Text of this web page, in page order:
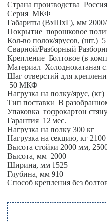
Страна производства Россия
Серия МКФ
Габариты (ВхШхГ), мм 2000/
Покрытие порошковое
Кол-во полок/ярусов, (шт.) 5
Сварной/Разборный
Крепление Болтовое (в
Материал Холоднокатаная
Шаг отверстий для
50 МКФ
Нагрузка на полку/ярус,
Тип поставки В
Упаковка гофрокартон
Гарантия 12 мес.
Нагрузка на полку 300 кг
Нагрузка на секцию, кг 2100
Высота стойки 2000 мм,
Высота, мм 2000
Ширина, мм 1525
Глубина, мм 910
Cпособ крепления без